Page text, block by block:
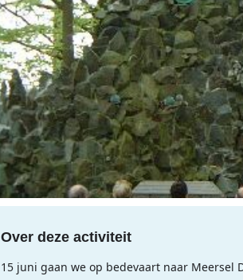
Over deze activiteit
15 juni gaan we op bedevaart naar Meersel